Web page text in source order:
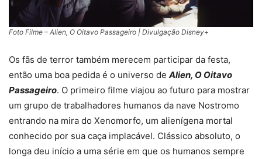
Foto Filme – Alien, O Oitavo Passageiro | Divulgação Disney+
Os fãs de terror também merecem participar da festa,
então uma boa pedida é o universo de Alien, O Oitavo
Passageiro. O primeiro filme viajou ao futuro para mostrar
um grupo de trabalhadores humanos da nave Nostromo
entrando na mira do Xenomorfo, um alienígena mortal
conhecido por sua caça implacável. Clássico absoluto, o
longa deu início a uma série em que os humanos sempre